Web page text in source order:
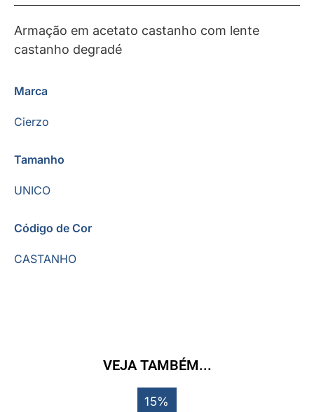
Armação em acetato castanho com lente
castanho degradé
Marca
Cierzo
Tamanho
UNICO
Código de Cor
CASTANHO
VEJA TAMBÉM...
15%